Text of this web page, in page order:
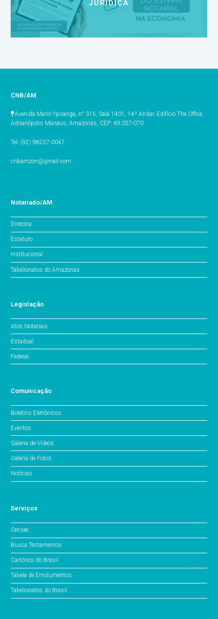
JURÍDICA
CNB/AM
Avenida Mario Ypiranga, n° 315, Sala 1401, 14º Andar, Edifício The Office,
Adrianópolis Manaus, Amazonas, CEP: 69.057-070
Tel: (92) 98257-0047
cnbamzon@gmail.com
Notariado/AM
Diretoria
Estatuto
Institucional
Tabelionatos do Amazonas
Legislação
Atos Notariais
Estadual
Federal
Comunicação
Boletins Eletrônicos
Eventos
Galeria de Vídeos
Galeria de Fotos
Notícias
Serviços
Censec
Busca Testamentos
Cartórios do Brasil
Tabela de Emolumentos
Tabelionatos do Brasil